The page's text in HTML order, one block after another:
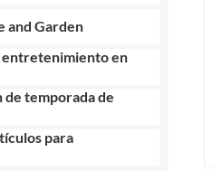
and Garden
en
de temporada de
para